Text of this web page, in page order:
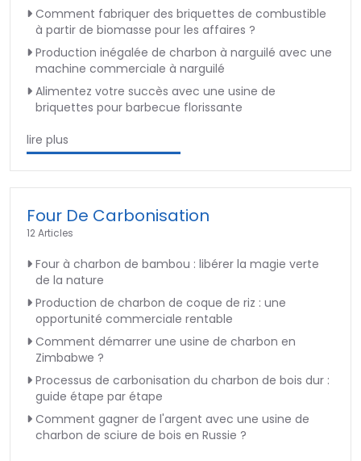
Comment fabriquer des briquettes de combustible
à partir de biomasse pour les affaires ?
Production inégalée de charbon à narguilé avec une
machine commerciale à narguilé
Alimentez votre succès avec une usine de
briquettes pour barbecue florissante
lire plus
Four De Carbonisation
12 Articles
Four à charbon de bambou : libérer la magie verte
de la nature
Production de charbon de coque de riz : une
opportunité commerciale rentable
Comment démarrer une usine de charbon en
Zimbabwe ?
Processus de carbonisation du charbon de bois dur :
guide étape par étape
Comment gagner de l'argent avec une usine de
charbon de sciure de bois en Russie ?